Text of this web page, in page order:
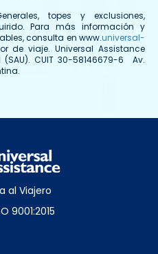
topes y exclusiones,
Para más información y
consulta en www.universal-
de viaje. Universal Assistance
CUIT 30-58146679-6 Av.
al Viajero
9001:2015